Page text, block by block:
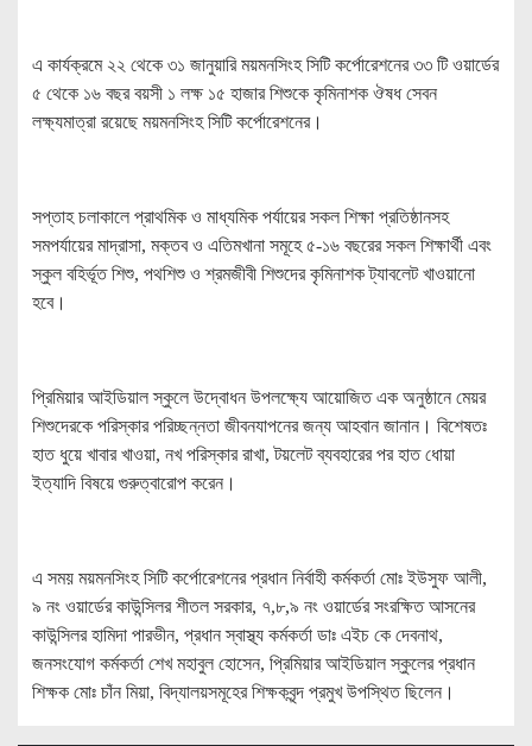
এ কার্যক্রমে ২২ থেকে ৩১ জানুয়ারি ময়মনসিংহ সিটি কর্পোরেশনের ৩৩ টি ওয়ার্ডের
৫ থেকে ১৬ বছর বয়সী ১ লক্ষ ১৫ হাজার শিশুকে কৃমিনাশক ঔষধ সেবন
লক্ষ্যমাত্রা রয়েছে ময়মনসিংহ সিটি কর্পোরেশনের।
সপ্তাহ চলাকালে প্রাথমিক ও মাধ্যমিক পর্যায়ের সকল শিক্ষা প্রতিষ্ঠানসহ
সমপর্যায়ের মাদ্রাসা, মক্তব ও এতিমখানা সমূহে ৫-১৬ বছরের সকল শিক্ষার্থী এবং
স্কুল বহির্ভূত শিশু, পথশিশু ও শ্রমজীবী শিশুদের কৃমিনাশক ট্যাবলেট খাওয়ানো
হবে।
প্রিমিয়ার আইডিয়াল স্কুলে উদ্বোধন উপলক্ষ্যে আয়োজিত এক অনুষ্ঠানে মেয়র
শিশুদেরকে পরিস্কার পরিচ্ছন্নতা জীবনযাপনের জন্য আহবান জানান। বিশেষতঃ
হাত ধুয়ে খাবার খাওয়া, নখ পরিস্কার রাখা, টয়লেট ব্যবহারের পর হাত ধোয়া
ইত্যাদি বিষয়ে গুরুত্বারোপ করেন।
এ সময় ময়মনসিংহ সিটি কর্পোরেশনের প্রধান নির্বাহী কর্মকর্তা মোঃ ইউসুফ আলী,
৯ নং ওয়ার্ডের কাউন্সিলর শীতল সরকার, ৭,৮,৯ নং ওয়ার্ডের সংরক্ষিত আসনের
কাউন্সিলর হামিদা পারভীন, প্রধান স্বাস্থ্য কর্মকর্তা ডাঃ এইচ কে দেবনাথ,
জনসংযোগ কর্মকর্তা শেখ মহাবুল হোসেন, প্রিমিয়ার আইডিয়াল স্কুলের প্রধান
শিক্ষক মোঃ চাঁন মিয়া, বিদ্যালয়সমূহের শিক্ষকবৃন্দ প্রমুখ উপস্থিত ছিলেন।